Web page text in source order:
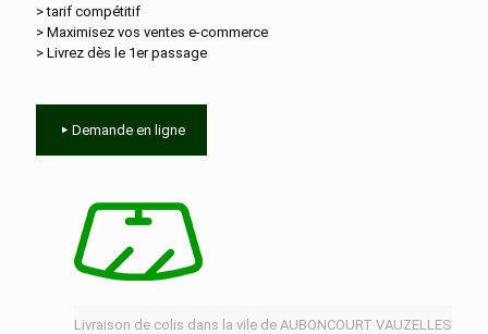
> tarif compétitif
> Maximisez vos ventes e‑commerce
> Livrez dès le 1er passage
Demande en ligne
Livraison de colis dans la vile de AUBONCOURT VAUZELLES